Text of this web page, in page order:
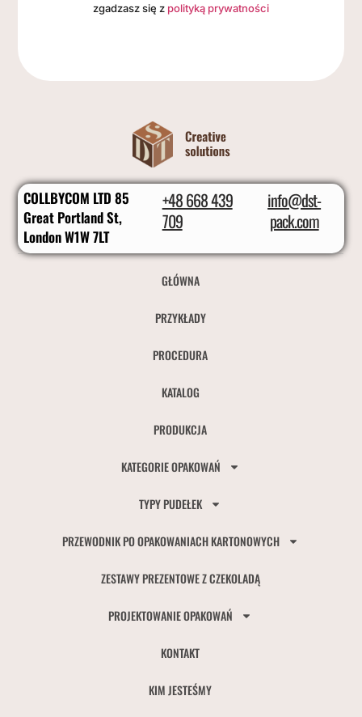
zgadzasz się z polityką prywatności
COLLBYCOM LTD 85
Great Portland St,
London W1W 7LT
+48 668 439
709
info@dst-
pack.com
GŁÓWNA
PRZYKŁADY
PROCEDURA
KATALOG
PRODUKCJA
KATEGORIE OPAKOWAŃ
TYPY PUDEŁEK
PRZEWODNIK PO OPAKOWANIACH KARTONOWYCH
ZESTAWY PREZENTOWE Z CZEKOLADĄ
PROJEKTOWANIE OPAKOWAŃ
KONTAKT
KIM JESTEŚMY